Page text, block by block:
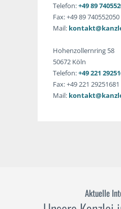
Telefon:+49 89
Fax: +49 89 740552050
Mail:
Hohenzollernring 58
50672 Köln
Telefon:+49 221
Fax: +49 221 29251681
Mail:
Aktuelle